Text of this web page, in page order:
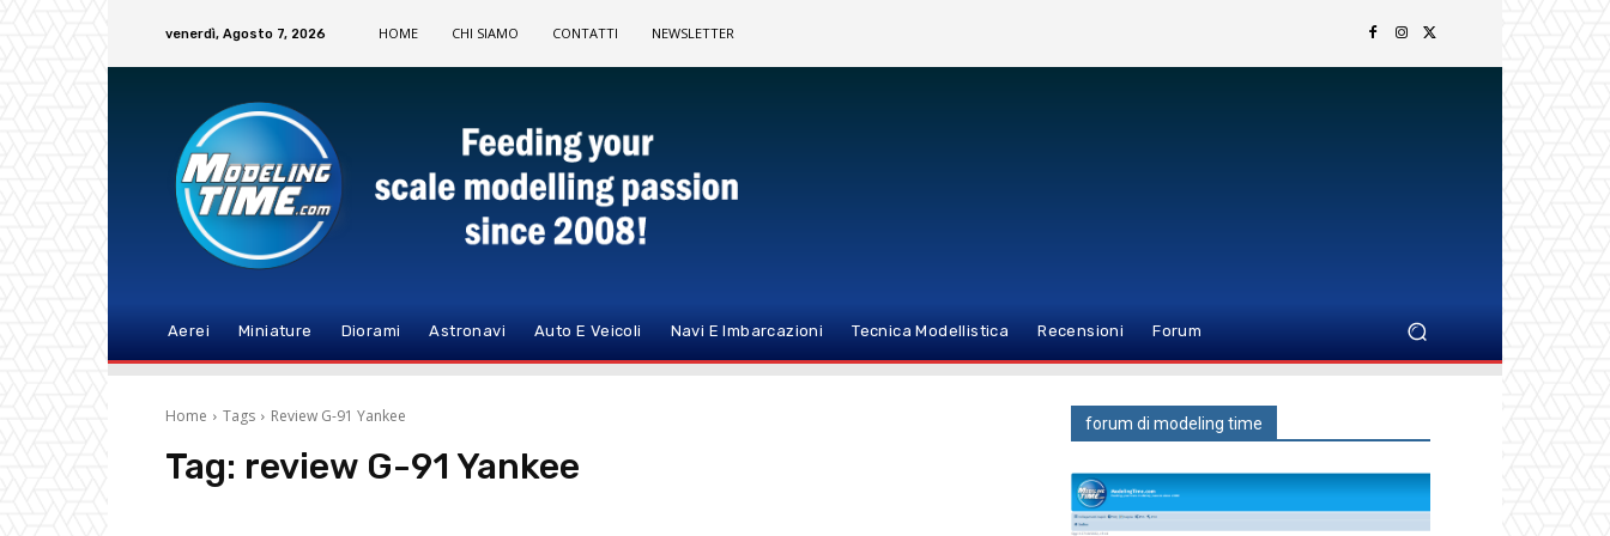
venerdì, Agosto 7, 2026 HOME CHI SIAMO CONTATTI NEWSLETTER
Aerei Miniature Diorami Astronavi Auto E Veicoli Navi E Imbarcazioni Tecnica Modellistica Recensioni Forum
Home Tags Review G-91 Yankee
Tag: review G-91 Yankee
forum di modeling time